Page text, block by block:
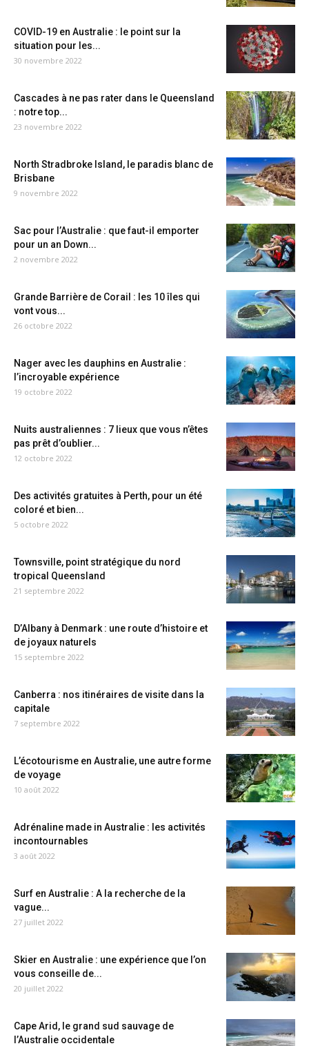
COVID-19 en Australie : le point sur la
situation pour les...
30 novembre 2022
Cascades à ne pas rater dans le Queensland
: notre top...
23 novembre 2022
North Stradbroke Island, le paradis blanc de
Brisbane
9 novembre 2022
Sac pour l’Australie : que faut-il emporter
pour un an Down...
2 novembre 2022
Grande Barrière de Corail : les 10 îles qui
vont vous...
26 octobre 2022
Nager avec les dauphins en Australie :
l’incroyable expérience
19 octobre 2022
Nuits australiennes : 7 lieux que vous n’êtes
pas prêt d’oublier...
12 octobre 2022
Des activités gratuites à Perth, pour un été
coloré et bien...
5 octobre 2022
Townsville, point stratégique du nord
tropical Queensland
21 septembre 2022
D’Albany à Denmark : une route d’histoire et
de joyaux naturels
15 septembre 2022
Canberra : nos itinéraires de visite dans la
capitale
7 septembre 2022
L’écotourisme en Australie, une autre forme
de voyage
10 août 2022
Adrénaline made in Australie : les activités
incontournables
3 août 2022
Surf en Australie : A la recherche de la
vague...
27 juillet 2022
Skier en Australie : une expérience que l’on
vous conseille de...
20 juillet 2022
Cape Arid, le grand sud sauvage de
l’Australie occidentale